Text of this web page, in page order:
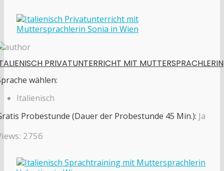
PRIVATUNTERRICHT MIT MUTTERSPRACHLERIN
wählen:
Italienisch
Probestunde (Dauer der Probestunde 45 Min.): Ja
2756